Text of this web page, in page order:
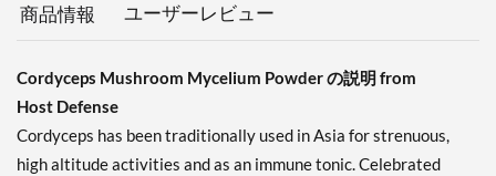
商品情報 ユーザーレビュー
Cordyceps Mushroom Mycelium Powder の説明 from
Host Defense
Cordyceps has been traditionally used in Asia for strenuous,
high altitude activities and as an immune tonic. Celebrated